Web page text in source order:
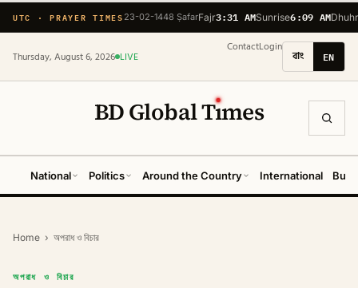
UTC · PRAYER TIMES 23-02-1448 ṢafarFajr3:31 AMSunrise6:09 AM
Thursday, August 6, 2026 LIVE
ContactLogin
বাং EN
BD Global Tımes
National Politics Around the Country International
Home › অপরাধ ও বিচার
অপরাধ ও বিচার